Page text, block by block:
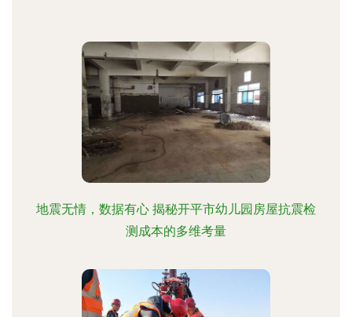
地震无情，数据有心 揭秘开平市幼儿园房屋抗震检
测成本的多维考量